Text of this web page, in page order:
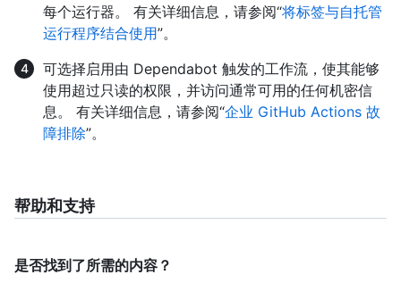
每个运行器。 有关详细信息，请参阅“将标签与自托管
运行程序结合使用”。
可选择启用由 Dependabot 触发的工作流，使其能够
使用超过只读的权限，并访问通常可用的任何机密信
息。 有关详细信息，请参阅“企业 GitHub Actions 故
障排除”。
帮助和支持
是否找到了所需的内容？